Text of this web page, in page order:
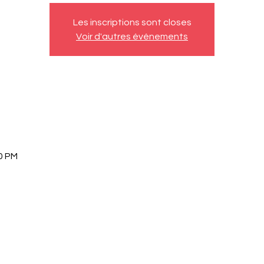
Les inscriptions sont closes
Voir d'autres événements
PM